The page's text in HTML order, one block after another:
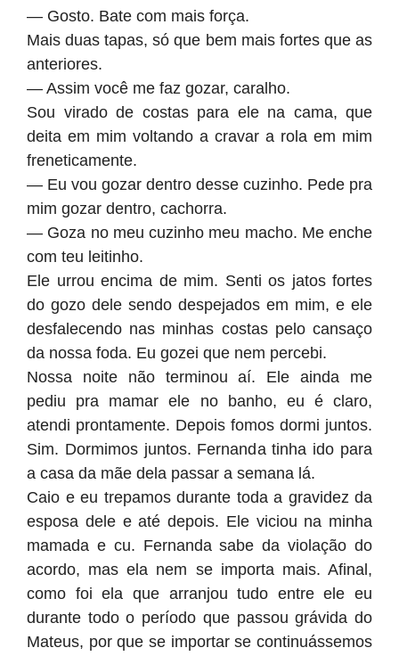
— Gosto. Bate com mais força.
Mais duas tapas, só que bem mais fortes que as
anteriores.
— Assim você me faz gozar, caralho.
Sou virado de costas para ele na cama, que
deita em mim voltando a cravar a rola em mim
freneticamente.
— Eu vou gozar dentro desse cuzinho. Pede pra
mim gozar dentro, cachorra.
— Goza no meu cuzinho meu macho. Me enche
com teu leitinho.
Ele urrou encima de mim. Senti os jatos fortes
do gozo dele sendo despejados em mim, e ele
desfalecendo nas minhas costas pelo cansaço
da nossa foda. Eu gozei que nem percebi.
Nossa noite não terminou aí. Ele ainda me
pediu pra mamar ele no banho, eu é claro,
atendi prontamente. Depois fomos dormi juntos.
Sim. Dormimos juntos. Fernanda tinha ido para
a casa da mãe dela passar a semana lá.
Caio e eu trepamos durante toda a gravidez da
esposa dele e até depois. Ele viciou na minha
mamada e cu. Fernanda sabe da violação do
acordo, mas ela nem se importa mais. Afinal,
como foi ela que arranjou tudo entre ele eu
durante todo o período que passou grávida do
Mateus, por que se importar se continuássemos